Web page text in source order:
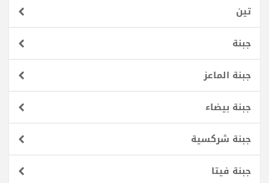
تين
جبنة
جبنة الماعز
جبنة بيضاء
جبنة شركسية
جبنة فيتا